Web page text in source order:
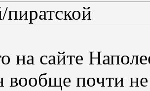
на сайте
вообще почти